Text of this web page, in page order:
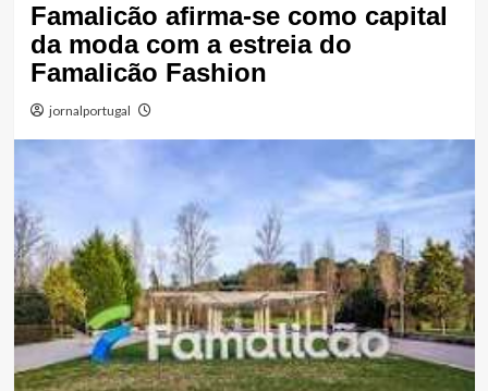
Famalicão afirma-se como capital
da moda com a estreia do
Famalicão Fashion
jornalportugal